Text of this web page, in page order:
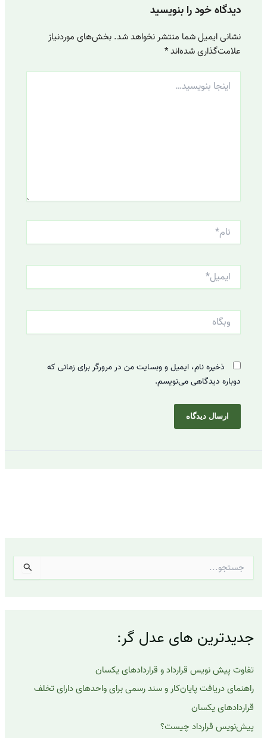
دیدگاه‌ خود را بنویسید
نشانی ایمیل شما منتشر نخواهد شد. بخش‌های موردنیاز
علامت‌گذاری شده‌اند*
اینجا
بنویسید…
نام*
ایمیل*
وبگاه
ذخیره نام، ایمیل و وبسایت من در مرورگر برای زمانی که
دوباره دیدگاهی می‌نویسم.
س
ر
:
جدیدترین های عدل گر:
تفاوت پیش نویس قرارداد و قراردادهای یکسان
راهنمای دریافت پایان‌کار و سند رسمی برای واحدهای دارای تخلف
قراردادهای یکسان
پیش‌نویس قرارداد چیست؟